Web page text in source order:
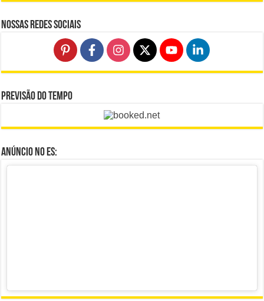
Nossas Redes Sociais
Previsão do Tempo
Anúncio no ES: